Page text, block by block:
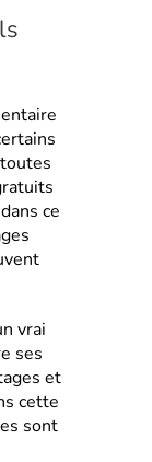
ce
vrai
ses
et
cette
sont